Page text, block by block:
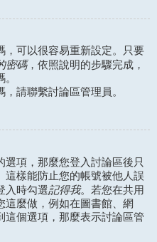
，可以很容易重新設定。只要
密碼，依照說明的步驟完成，
請聯繫討論區管理員。
選項，那麼您登入討論區後只
這樣能防止您的帳號被他人誤
入時勾選記得我。若您在共用
這麼做，例如在圖書館、網
這個選項，那麼表示討論區管